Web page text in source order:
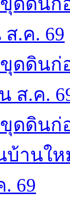
.ค. 69
ดดินก่
ส.ค.
ดินก่
บ้านใ
69